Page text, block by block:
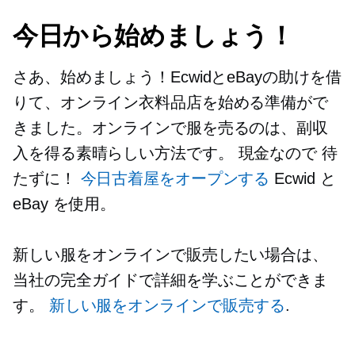
今日から始めましょう！
さあ、始めましょう！EcwidとeBayの助けを借
りて、オンライン衣料品店を始める準備がで
きました。オンラインで服を売るのは、副収
入を得る素晴らしい方法です。 現金なので待
たずに！ 今日古着屋をオープンする Ecwid と
eBay を使用。
新しい服をオンラインで販売したい場合は、
当社の完全ガイドで詳細を学ぶことができま
す。 新しい服をオンラインで販売する.